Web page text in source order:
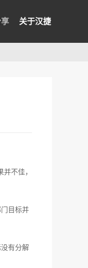
关于汉捷
不佳，
目标并
有分解